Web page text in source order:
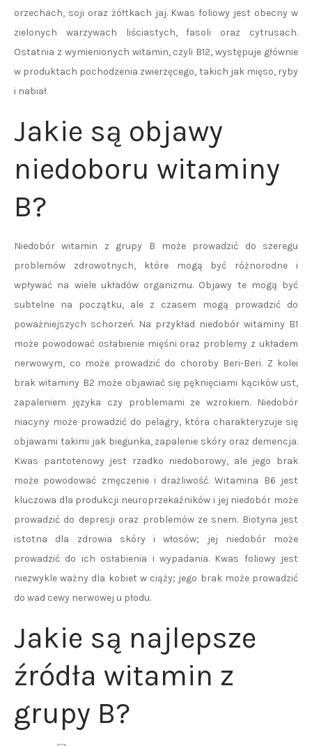
orzechach, soji oraz żółtkach jaj. Kwas foliowy jest obecny w
zielonych warzywach liściastych, fasoli oraz cytrusach.
Ostatnia z wymienionych witamin, czyli B12, występuje głównie
w produktach pochodzenia zwierzęcego, takich jak mięso, ryby
i nabiał.
Jakie są objawy
niedoboru witaminy
B?
Niedobór witamin z grupy B może prowadzić do szeregu
problemów zdrowotnych, które mogą być różnorodne i
wpływać na wiele układów organizmu. Objawy te mogą być
subtelne na początku, ale z czasem mogą prowadzić do
poważniejszych schorzeń. Na przykład niedobór witaminy B1
może powodować osłabienie mięśni oraz problemy z układem
nerwowym, co może prowadzić do choroby Beri-Beri. Z kolei
brak witaminy B2 może objawiać się pęknięciami kącików ust,
zapaleniem języka czy problemami ze wzrokiem. Niedobór
niacyny może prowadzić do pelagry, która charakteryzuje się
objawami takimi jak biegunka, zapalenie skóry oraz demencja.
Kwas pantotenowy jest rzadko niedoborowy, ale jego brak
może powodować zmęczenie i drażliwość. Witamina B6 jest
kluczowa dla produkcji neuroprzekaźników i jej niedobór może
prowadzić do depresji oraz problemów ze snem. Biotyna jest
istotna dla zdrowia skóry i włosów; jej niedobór może
prowadzić do ich osłabienia i wypadania. Kwas foliowy jest
niezwykle ważny dla kobiet w ciąży; jego brak może prowadzić
do wad cewy nerwowej u płodu.
Jakie są najlepsze
źródła witamin z
grupy B?